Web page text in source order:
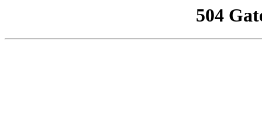
504